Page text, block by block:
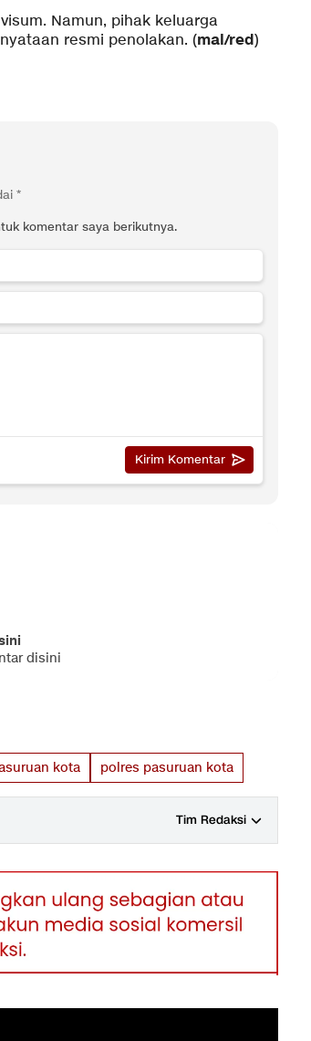
Namun, pihak keluarga
resmi penolakan. (mal/red)
*
komentar saya berikutnya.
disini
kota polres pasuruan kota
Tim Redaksi